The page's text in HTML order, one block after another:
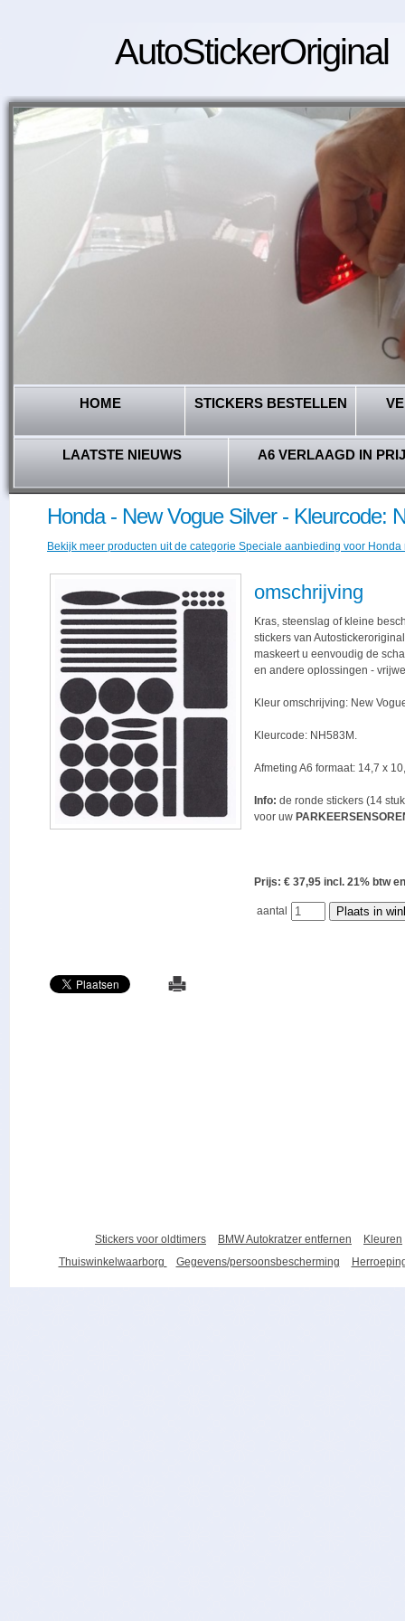
AutoStickerOriginal
HOME STICKERS BESTELLEN
LAATSTE NIEUWS A6 VERLAAGD IN
Honda - New Vogue Silver - Kleurcode:
Bekijk meer producten uit de categorie Speciale aanbieding voor Honda
omschrijving
Kras, steenslag of kleine
stickers van
maskeert u eenvoudig de
en andere oplossingen -
Kleur omschrijving: New
Kleurcode: NH583M.
Afmeting A6 formaat: 14,7 x
Info: de ronde stickers (14
voor uw
Prijs: € 37,95 incl. 21% btw
aantal
Stickers voor oldtimers BMW Autokratzer entfernen
Kleuren
Thuiswinkelwaarborg
Gegevens/persoonsbescherming